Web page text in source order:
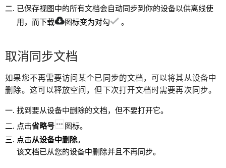
已保存视图中的所有文档会自动同步到你的设备以供离线使
用，而下载
图标变为对勾 。
取消同步文档
如果您不再需要访问某个已同步的文档，可以将其从设备中
删除。这可以释放空间，但下次打开文档时需要再次同步。
找到要从设备中删除的文档，但不要打开它。
点击省略号
图标。
点击从设备中删除。
该文档已从您的设备中删除并且不再同步。